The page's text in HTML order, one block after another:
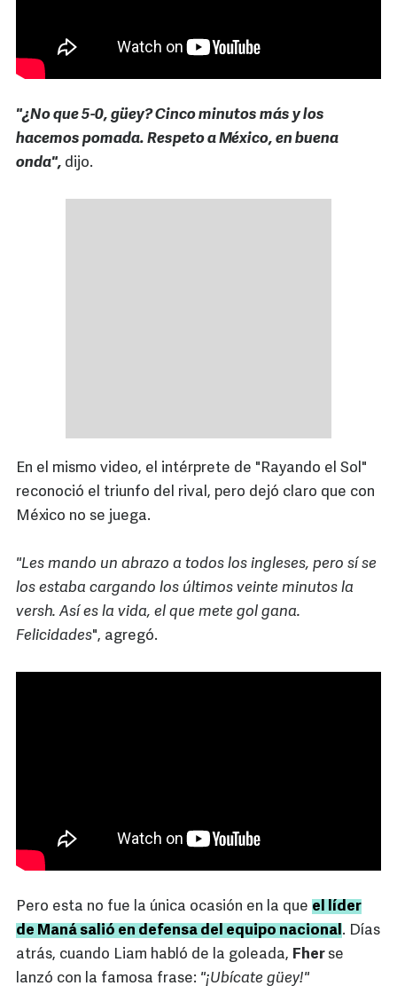
"¿No que 5-0, güey? Cinco minutos más y los
hacemos pomada. Respeto a México, en buena
onda", dijo.
En el mismo video, el intérprete de "Rayando el Sol"
reconoció el triunfo del rival, pero dejó claro que con
México no se juega.
"Les mando un abrazo a todos los ingleses, pero sí se
los estaba cargando los últimos veinte minutos la
versh. Así es la vida, el que mete gol gana.
Felicidades", agregó.
Pero esta no fue la única ocasión en la que el líder
de Maná salió en defensa del equipo nacional. Días
atrás, cuando Liam habló de la goleada, Fherse
lanzó con la famosa frase: "¡Ubícate güey!"